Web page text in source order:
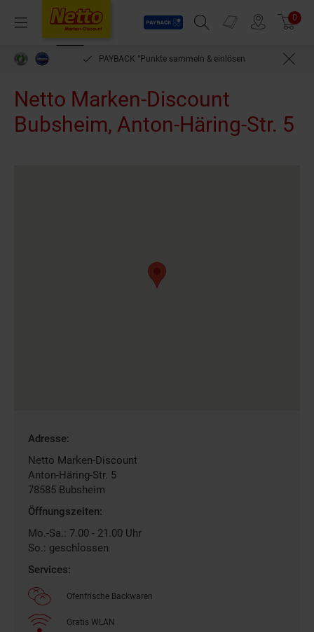
Menü
Payback
Suchfeld einblenden
Prospekte 0
PAYBACK °Punkte sammeln & einlösen
Netto Marken-Discount
Bubsheim, Anton-Häring-Str. 5
Gefundene
Filiale
Adresse:
Netto Marken-Discount
Anton-Häring-Str. 5
78585 Bubsheim
Öffnungszeiten:
Mo.-Sa.: 7.00 - 21.00 Uhr
So.: geschlossen
Services:
Ofenfrische Backwaren
Gratis WLAN